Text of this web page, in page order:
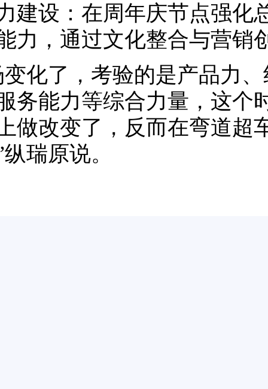
建设：在周年庆节点强化
力，通过文化整合与营销
变化了，考验的是产品力
务能力等综合力量，这个
做改变了，反而在弯道超
瑞原说。